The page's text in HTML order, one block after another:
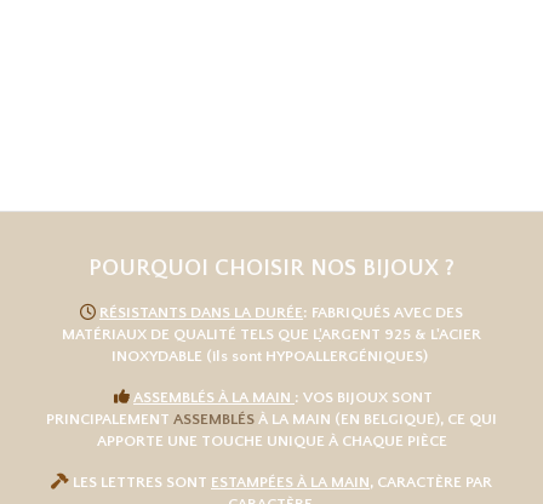
POURQUOI CHOISIR NOS BIJOUX ?
 RÉSISTANTS DANS LA DURÉE: FABRIQUÉS AVEC DES
MATÉRIAUX DE QUALITÉ TELS QUE L 'ARGENT 925 & L'ACIER
INOXYDABLE (ils sont HYPOALLERGÉNIQUES)
 ASSEMBLÉS À LA MAIN : VOS BIJOUX SONT
PRINCIPALEMENT ASSEMBLÉS À LA MAIN (EN BELGIQUE), CE QUI
APPORTE UNE TOUCHE UNIQUE À CHAQUE PIÈCE
 LES LETTRES SONT ESTAMPÉES À LA MAIN, CARACTÈRE PAR